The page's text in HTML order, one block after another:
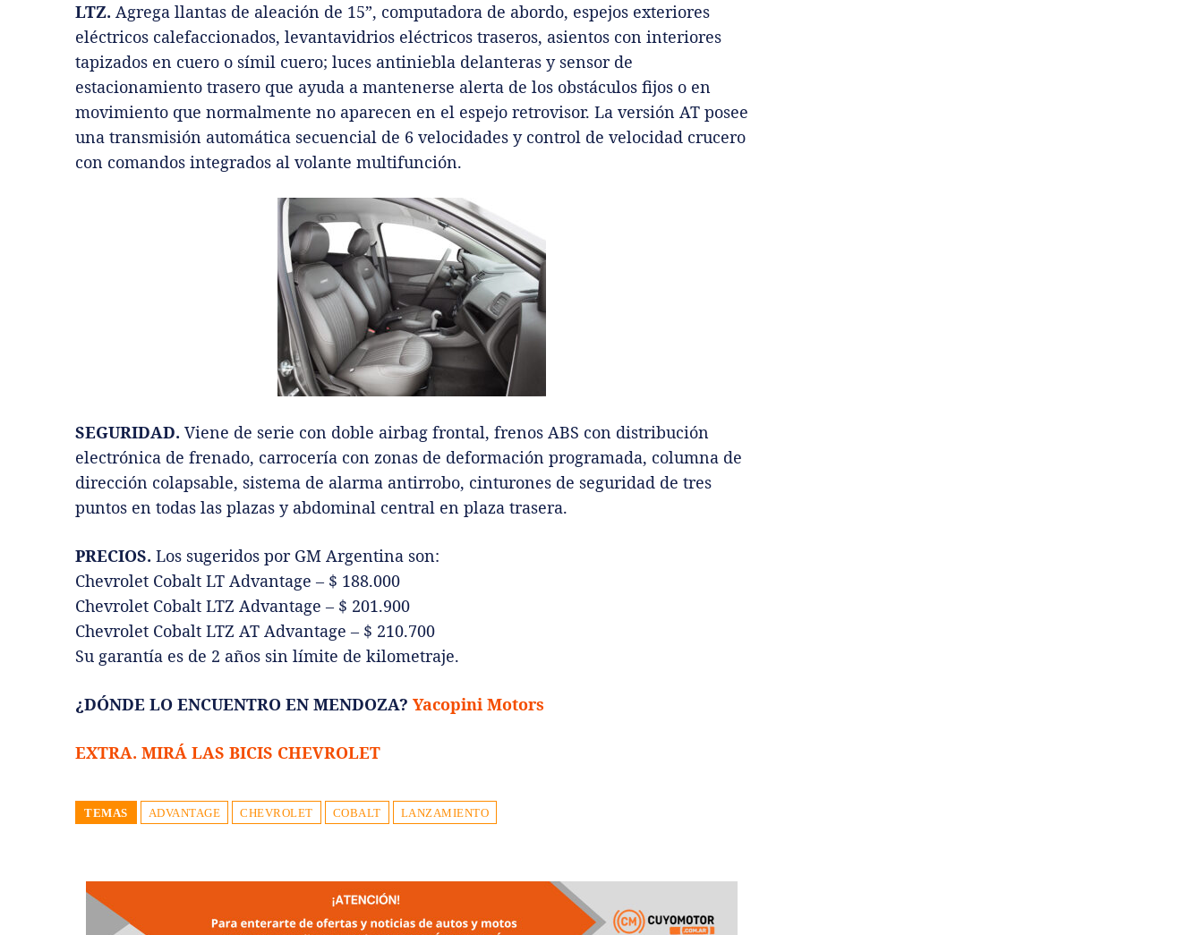
LTZ. Agrega llantas de aleación de 15”, computadora de abordo, espejos exteriores
eléctricos calefaccionados, levantavidrios eléctricos traseros, asientos con interiores
tapizados en cuero o símil cuero; luces antiniebla delanteras y sensor de
estacionamiento trasero que ayuda a mantenerse alerta de los obstáculos fijos o en
movimiento que normalmente no aparecen en el espejo retrovisor. La versión AT posee
una transmisión automática secuencial de 6 velocidades y control de velocidad crucero
con comandos integrados al volante multifunción.
SEGURIDAD. Viene de serie con doble airbag frontal, frenos ABS con distribución
electrónica de frenado, carrocería con zonas de deformación programada, columna de
dirección colapsable, sistema de alarma antirrobo, cinturones de seguridad de tres
puntos en todas las plazas y abdominal central en plaza trasera.
PRECIOS. Los sugeridos por GM Argentina son:
Chevrolet Cobalt LT Advantage – $ 188.000
Chevrolet Cobalt LTZ Advantage – $ 201.900
Chevrolet Cobalt LTZ AT Advantage – $ 210.700
Su garantía es de 2 años sin límite de kilometraje.
¿DÓNDE LO ENCUENTRO EN MENDOZA? Yacopini Motors
EXTRA. MIRÁ LAS BICIS CHEVROLET
TEMAS ADVANTAGE CHEVROLET COBALT LANZAMIENTO